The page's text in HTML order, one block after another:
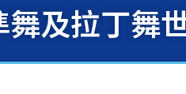
及拉丁舞